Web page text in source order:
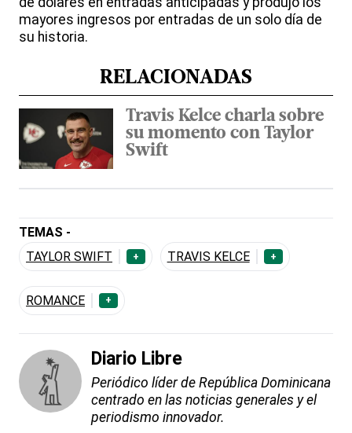
mayores ingresos por entradas de un solo día de
su historia.
RELACIONADAS
Travis Kelce charla sobre
su momento con Taylor
Swift
TEMAS -
TAYLOR SWIFT
+ TRAVIS KELCE +
ROMANCE +
Diario Libre
Periódico líder de República Dominicana
centrado en las noticias generales y el
periodismo innovador.